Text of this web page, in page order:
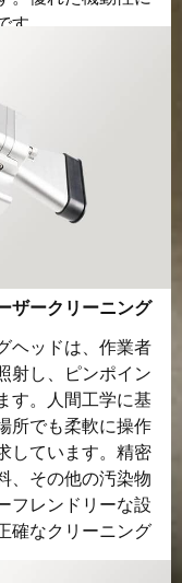
。.
ザークリーニング
ヘッドは、作業者
射し、ピンポイン
す。人間工学に基
所でも柔軟に操作
しています。精密
、その他の汚染物
フレンドリーな設
確なクリーニング